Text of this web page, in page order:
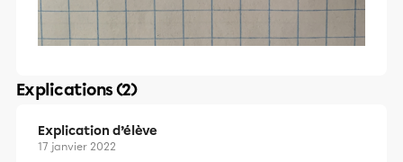
Explications (2)
Explication d’élève
17 janvier 2022